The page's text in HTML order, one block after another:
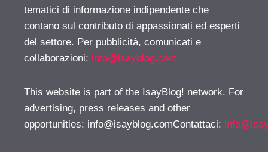
tematici di informazione indipendente che
contano sul contributo di appassionati ed esperti
del settore. Per pubblicità, comunicati e
collaborazioni: info@isayblog.com
This website is part of the IsayBlog! network. For
advertising, press releases and other
opportunities: info@isayblog.comContattaci: